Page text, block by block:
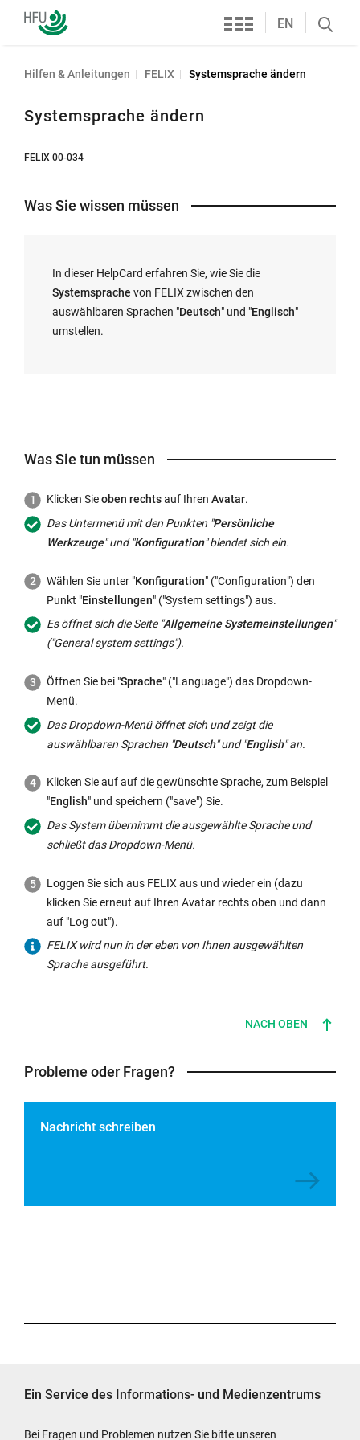
Hochschule
Furtwangen
Services
EN
Search
Hilfen & Anleitungen FELIX Systemsprache ändern
Systemsprache ändern
FELIX 00-034
Was Sie wissen müssen
In dieser HelpCard erfahren Sie, wie Sie die
Systemsprache von FELIX zwischen den
auswählbaren Sprachen "Deutsch" und "Englisch"
umstellen.
Was Sie tun müssen
Klicken Sieoben rechtsauf Ihren Avatar.
Das Untermenü mit den Punkten "Persönliche
Werkzeuge" und "Konfiguration" blendet sich ein.
Wählen Sie unter "Konfiguration" ("Configuration") den
Punkt "Einstellungen" ("System settings") aus.
Es öffnet sich die Seite "Allgemeine Systemeinstellungen"
("General system settings").
Öffnen Sie bei "Sprache" ("Language") das Dropdown-
Menü.
Das Dropdown-Menü öffnet sich und zeigt die
auswählbaren Sprachen "Deutsch" und "English" an.
Klicken Sie auf auf die gewünschte Sprache, zum Beispiel
"English" und speichern ("save") Sie.
Das System übernimmt die ausgewählte Sprache und
schließt das Dropdown-Menü.
Loggen Sie sich aus FELIX aus und wieder ein (dazu
klicken Sie erneut auf Ihren Avatar rechts oben und dann
auf "Log out").
FELIX wird nun in der eben von Ihnen ausgewählten
Sprache ausgeführt.
NACH OBEN
Probleme oder Fragen?
Nachricht schreiben
Ein Service des Informations- und Medienzentrums
Bei Fragen und Problemen nutzen Sie bitte unseren